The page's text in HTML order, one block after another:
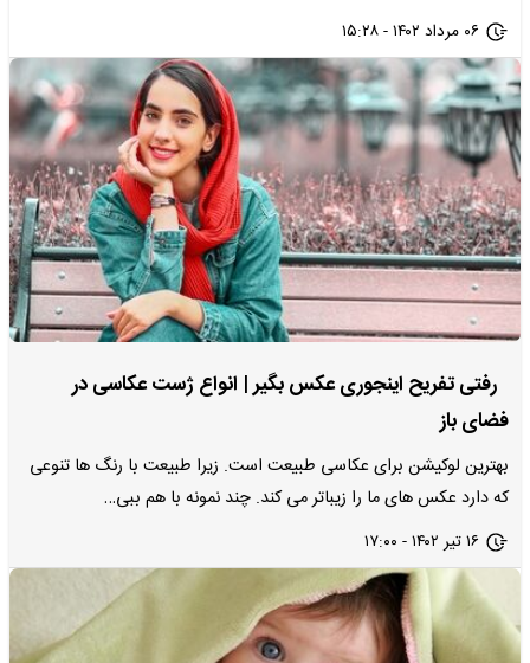
۰۶ مرداد ۱۴۰۲ - ۱۵:۲۸
رفتی تفریح اینجوری عکس بگیر | انواع ژست عکاسی در
فضای باز
بهترین لوکیشن برای عکاسی طبیعت است. زیرا طبیعت با رنگ ها تنوعی
که دارد عکس های ما را زیباتر می کند. چند نمونه با هم ببی…
۱۶ تیر ۱۴۰۲ - ۱۷:۰۰